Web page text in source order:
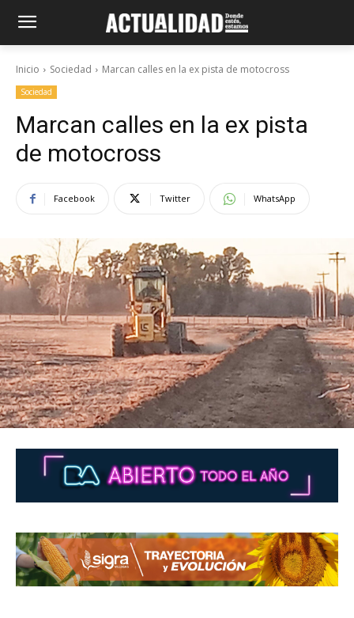
Inicio Sociedad Marcan calles en la ex pista de motocross
Sociedad
Marcan calles en la ex pista
de motocross
Facebook Twitter WhatsApp